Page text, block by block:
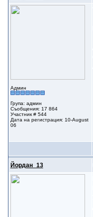
Админ
Група: админ
Съобщения: 17 864
Участник # 544
Дата на регистрация: 10-August
06
Йордан_13